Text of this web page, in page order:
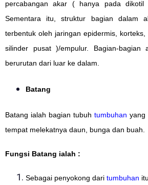
percabangan akar ( hanya pada
Sementara itu, struktur bagian dalam
terbentuk oleh jaringan epidermis,
silinder pusat )/empulur. Bagian-bagian
berurutan dari luar ke dalam.
Batang
Batang ialah bagian tubuh tumbuhan yang
tempat melekatnya daun, bunga dan buah.
Fungsi Batang ialah :
Sebagai penyokong dari tumbuhan